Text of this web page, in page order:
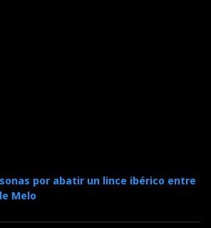
por abatir un lince ibérico entre
Melo